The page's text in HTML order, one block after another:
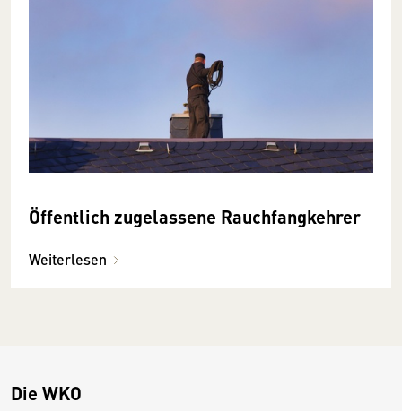
Öffentlich zugelassene Rauchfangkehrer
Weiterlesen
Die WKO